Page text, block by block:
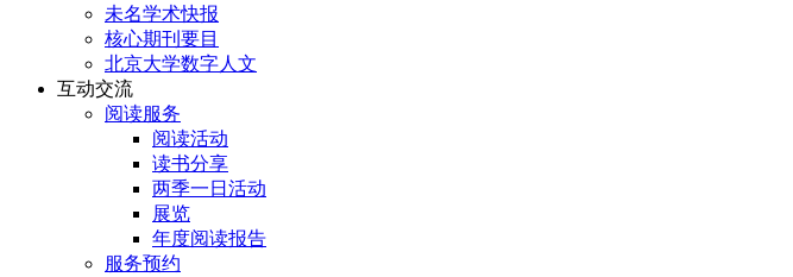
未名学术快报
核心期刊要目
北京大学数字人文
互动交流
阅读服务
阅读活动
读书分享
两季一日活动
展览
年度阅读报告
服务预约